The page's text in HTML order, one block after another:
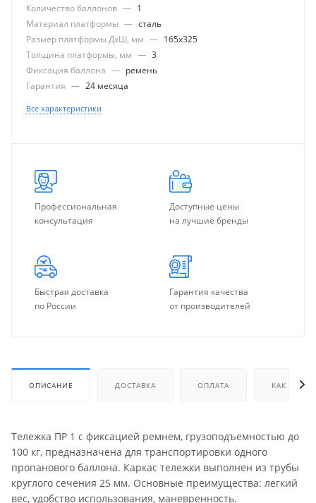
Количество баллонов — 1
Материал платформы — сталь
Размер платформы ДхШ, мм — 165x325
Толщина платформы, мм — 3
Фиксация баллона — ремень
Гарантия — 24 месяца
Все характеристики
Профессиональная
консультация
Доступные цены
на лучшие бренды
Быстрая доставка
по России
Гарантия качества
от производителей
ОПИСАНИЕ ДОСТАВКА ОПЛАТА КАК
Тележка ПР 1 с фиксацией ремнем, грузоподъемностью до
100 кг, предназначена для транспортировки одного
пропанового баллона. Каркас тележки выполнен из трубы
круглого сечения 25 мм. Основные преимущества: легкий
вес, удобство использования, маневренность.